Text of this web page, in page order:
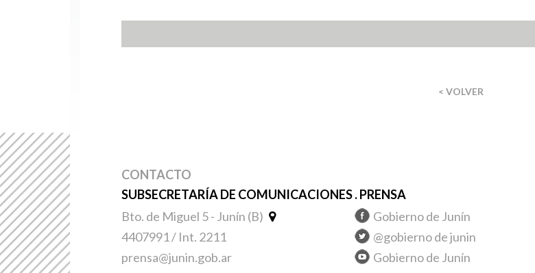
< VOLVER
CONTACTO
SUBSECRETARÍA DE COMUNICACIONES . PRENSA
Bto. de Miguel 5 - Junín (B)
4407991 / Int. 2211
prensa@junin.gob.ar
Gobierno de Junín
@gobierno de junin
Gobierno de Junín